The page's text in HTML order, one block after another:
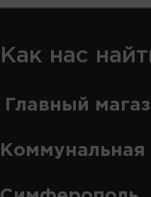
Как нас
Главный
Коммунальная